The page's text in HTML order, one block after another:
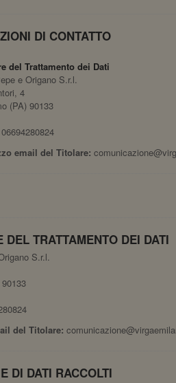
DI CONTATTO
del Trattamento dei Dati
e Origano S.r.l.
4
(PA) 90133
email del Titolare:
DEL TRATTAMENTO DEI DATI
S.r.l.
del Titolare:
DI DATI RACCOLTI